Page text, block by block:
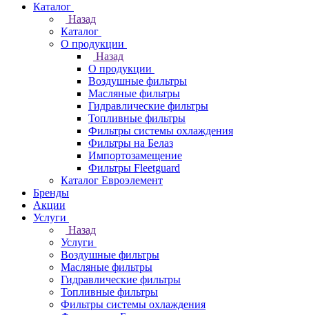
Каталог
Назад
Каталог
О продукции
Назад
О продукции
Воздушные фильтры
Масляные фильтры
Гидравлические фильтры
Топливные фильтры
Фильтры системы охлаждения
Фильтры на Белаз
Импортозамещение
Фильтры Fleetguard
Каталог Евроэлемент
Бренды
Акции
Услуги
Назад
Услуги
Воздушные фильтры
Масляные фильтры
Гидравлические фильтры
Топливные фильтры
Фильтры системы охлаждения